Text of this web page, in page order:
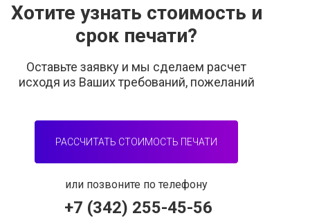
Хотите узнать стоимость и
срок печати?
Оставьте заявку и мы сделаем расчет
исходя из Ваших требований, пожеланий
РАССЧИТАТЬ СТОИМОСТЬ ПЕЧАТИ
или позвоните по телефону
+7 (342) 255-45-56